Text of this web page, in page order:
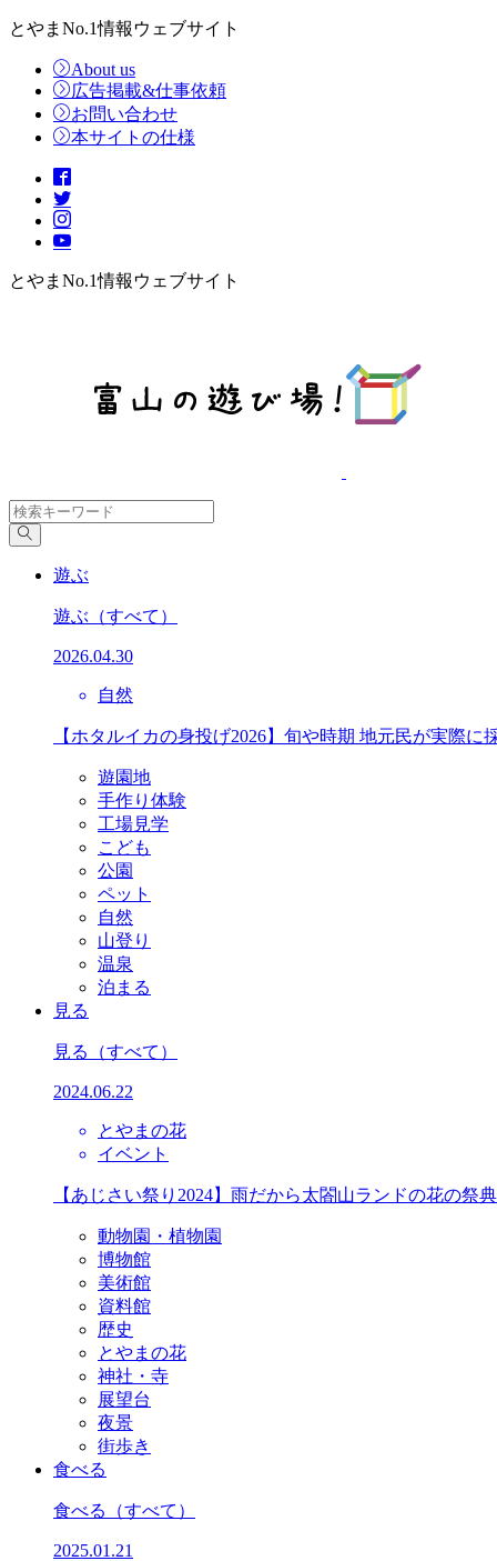
とやまNo.1情報ウェブサイト
About us
広告掲載&仕事依頼
お問い合わせ
本サイトの仕様
とやまNo.1情報ウェブサイト
遊ぶ
遊ぶ （すべて）
2026.04.30
自然
【ホタルイカの身投げ2026】旬や時期 地元民が実際に
遊園地
手作り体験
工場見学
こども
公園
ペット
自然
山登り
温泉
泊まる
見る
見る （すべて）
2024.06.22
とやまの花
イベント
【あじさい祭り2024】雨だから太閤山ランドの花の祭
動物園・植物園
博物館
美術館
資料館
歴史
とやまの花
神社・寺
展望台
夜景
街歩き
食べる
食べる （すべて）
2025.01.21